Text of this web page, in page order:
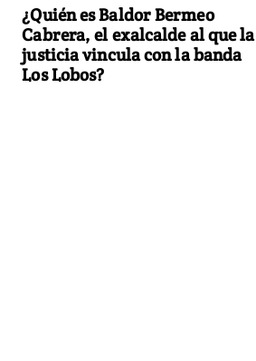
¿Quién es Baldor Bermeo
Cabrera, el exalcalde al que la
justicia vincula con la banda
Los Lobos?